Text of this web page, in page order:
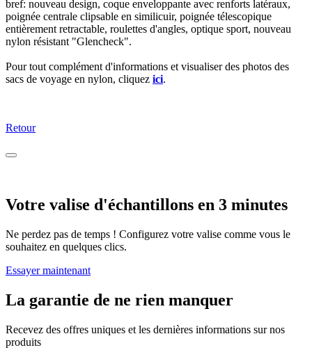
bref: nouveau design, coque enveloppante avec renforts latéraux,
poignée centrale clipsable en similicuir, poignée télescopique
entièrement retractable, roulettes d'angles, optique sport, nouveau
nylon résistant "Glencheck".
Pour tout complément d'informations et visualiser des photos des
sacs de voyage en nylon, cliquez ici.
Retour
Votre valise d'échantillons en 3 minutes
Ne perdez pas de temps ! Configurez votre valise comme vous le
souhaitez en quelques clics.
Essayer maintenant
La garantie de ne rien manquer
Recevez des offres uniques et les dernières informations sur nos
produits